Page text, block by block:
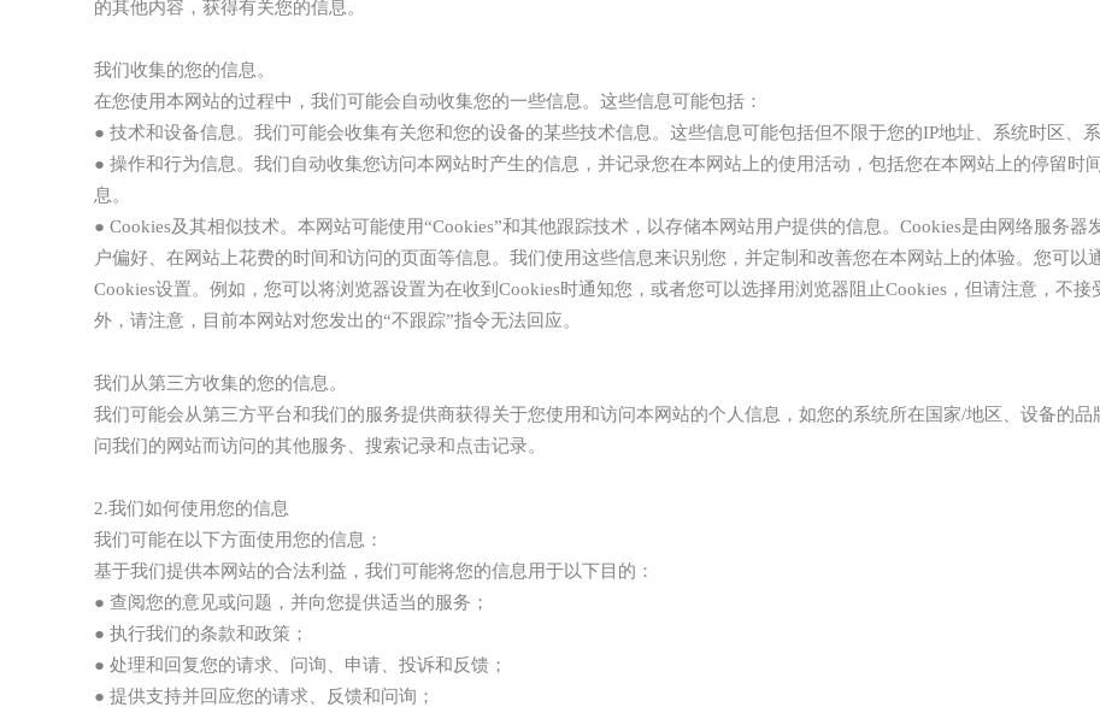
的其他内容，获得有关您的信息。
我们收集的您的信息。
在您使用本网站的过程中，我们可能会自动收集您的一些信息。这些信息可能包括：
● 技术和设备信息。我们可能会收集有关您和您的设备的某些技术信息。这些信息可能包括但不限于您的IP地址、系统时区、
● 操作和行为信息。我们自动收集您访问本网站时产生的信息，并记录您在本网站上的使用活动，包括您在本网站上的停留时
息。
● Cookies及其相似技术。本网站可能使用“Cookies”和其他跟踪技术，以存储本网站用户提供的信息。Cookies是由网络服务
户偏好、在网站上花费的时间和访问的页面等信息。我们使用这些信息来识别您，并定制和改善您在本网站上的体验。您可
Cookies设置。例如，您可以将浏览器设置为在收到Cookies时通知您，或者您可以选择用浏览器阻止Cookies，但请注意，不
外，请注意，目前本网站对您发出的“不跟踪”指令无法回应。
我们从第三方收集的您的信息。
我们可能会从第三方平台和我们的服务提供商获得关于您使用和访问本网站的个人信息，如您的系统所在国家/地区、设备的
问我们的网站而访问的其他服务、搜索记录和点击记录。
2.我们如何使用您的信息
我们可能在以下方面使用您的信息：
基于我们提供本网站的合法利益，我们可能将您的信息用于以下目的：
● 查阅您的意见或问题，并向您提供适当的服务；
● 执行我们的条款和政策；
● 处理和回复您的请求、问询、申请、投诉和反馈；
● 提供支持并回应您的请求、反馈和问询；